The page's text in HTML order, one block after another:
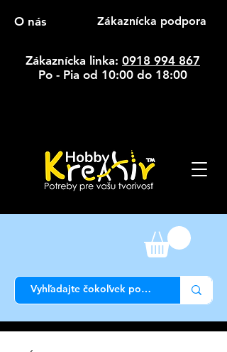
O nás Zákaznícka podpora
Zákaznícka linka: 0918 994 867
Po - Pia od 10:00 do 18:00